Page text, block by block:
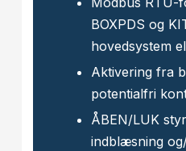
BOXPDS og
hovedsystem
Aktivering fra
potentialfri
ÅBEN/LUK
indblæsning